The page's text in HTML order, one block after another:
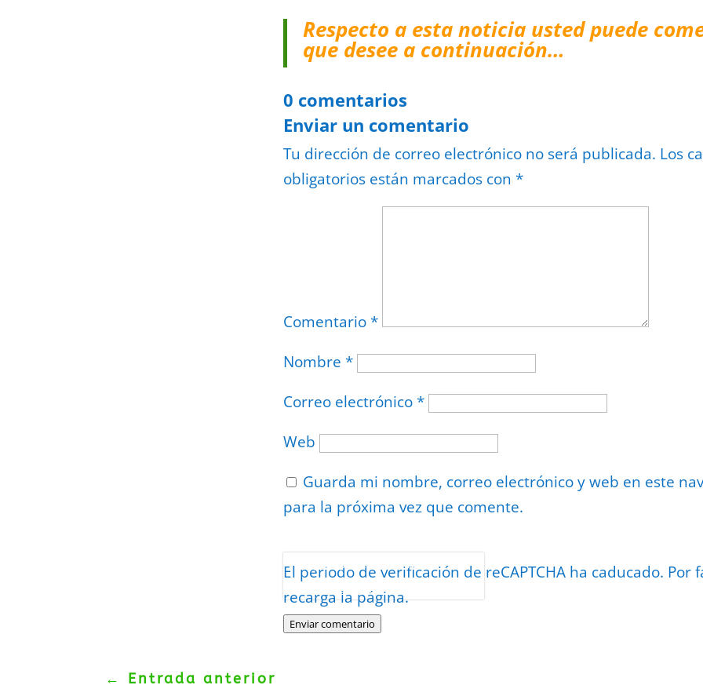
Respecto a esta noticia usted puede
que desee a continuación…
0 comentarios
Enviar un comentario
Tu dirección de correo electrónico no será publicada. Los
obligatorios están marcados con *
Comentario *
Nombre *
Correo electrónico *
Web
Guarda mi nombre, correo electrónico y web en este
para la próxima vez que comente.
El periodo de verificación de reCAPTCHA ha caducado. Por
recarga la página.
Enviar comentario
Protegidos por reCAPTCHA
Términos
← Entrada anterior